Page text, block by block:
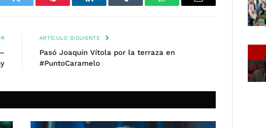
Twitter Pinterest LinkedIn Tumblr WhatsAppEmail
ARTÍCULO SIGUIENTE
Pasó Joaquín Vítola por la terraza en
#PuntoCaramelo